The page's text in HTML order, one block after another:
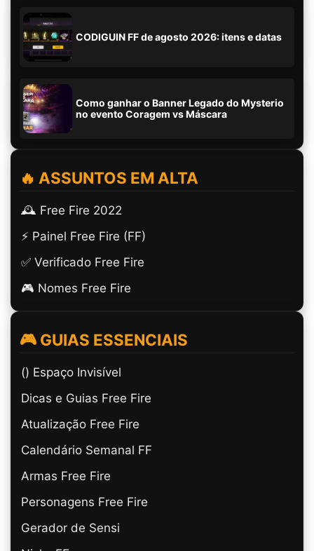
CODIGUIN FF de agosto 2026: itens e datas
Como ganhar o Banner Legado do Mysterio
no evento Coragem vs Máscara
🔥 ASSUNTOS EM ALTA
🕰️ Free Fire 2022
⚡ Painel Free Fire (FF)
✅ Verificado Free Fire
🎮 Nomes Free Fire
🎮 GUIAS ESSENCIAIS
(ㅤ) Espaço Invisível
Dicas e Guias Free Fire
Atualização Free Fire
Calendário Semanal FF
Armas Free Fire
Personagens Free Fire
Gerador de Sensi